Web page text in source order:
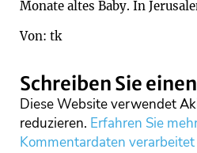
Monate altes Baby. In
Von: tk
Schreiben Sie
Diese Website verwendet
reduzieren. Erfahren Sie
Kommentardaten